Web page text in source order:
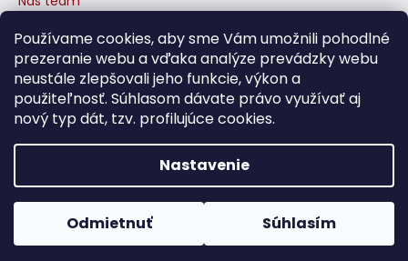
Používame cookies, aby sme Vám umožnili pohodlné
prezeranie webu a vďaka analýze prevádzky webu
neustále zlepšovali jeho funkcie, výkon a
použiteľnosť. Súhlasom dávate právo využívať aj
nový typ dát, tzv. profilujúce cookies.
Nastavenie
Odmietnuť Súhlasím
Naša garancia
Sponzorujeme
Affiliate program
Copyright 2026Nejlevnější zboží.sk. Všetky práva